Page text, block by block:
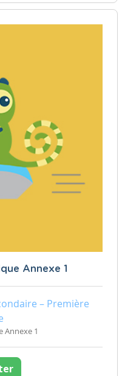
Annexe 1
– Première
Annexe 1